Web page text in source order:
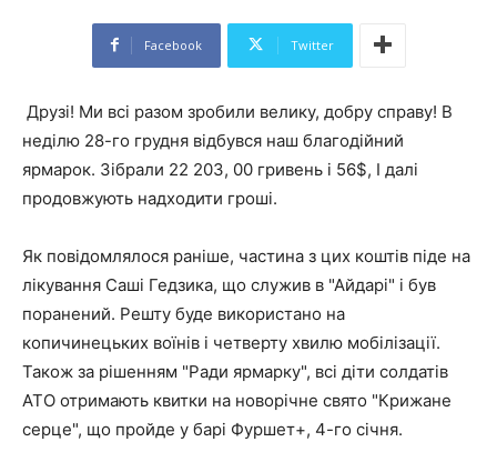
Facebook Twitter
Друзі! Ми всі разом зробили велику, добру справу! В
неділю 28-го грудня відбувся наш благодійний
ярмарок. Зібрали 22 203, 00 гривень і 56$, І далі
продовжують надходити гроші.
Як повідомлялося раніше, частина з цих коштів піде на
лікування Саші Гедзика, що служив в "Айдарі" і був
поранений. Решту буде використано на
копичинецьких воїнів і четверту хвилю мобілізації.
Також за рішенням "Ради ярмарку", всі діти солдатів
АТО отримають квитки на новорічне свято "Крижане
серце", що пройде у барі Фуршет+, 4-го січня.